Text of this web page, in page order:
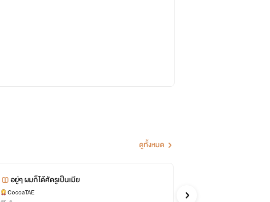
ดูทั้งหมด
อยู่ๆ ผมก็ได้ศัตรูเป็นเมีย
CocoaTAE